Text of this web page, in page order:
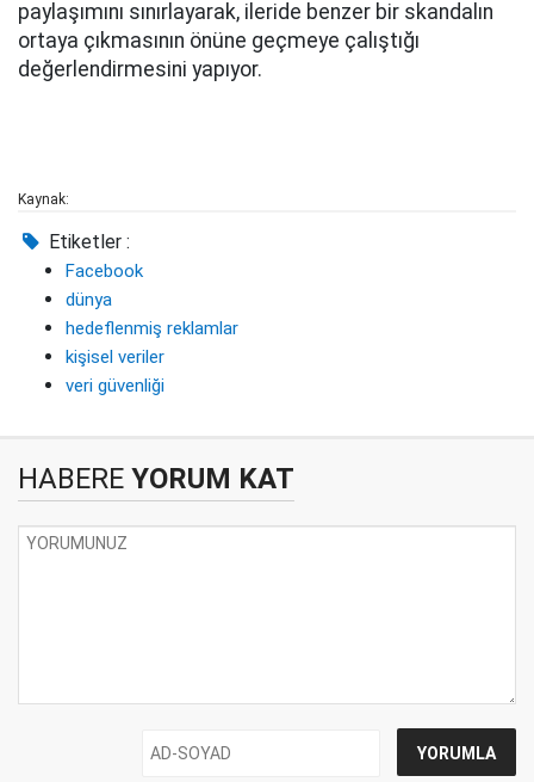
paylaşımını sınırlayarak, ileride benzer bir skandalın
ortaya çıkmasının önüne geçmeye çalıştığı
değerlendirmesini yapıyor.
Kaynak:
Etiketler :
Facebook
dünya
hedeflenmiş reklamlar
kişisel veriler
veri güvenliği
HABERE YORUM KAT